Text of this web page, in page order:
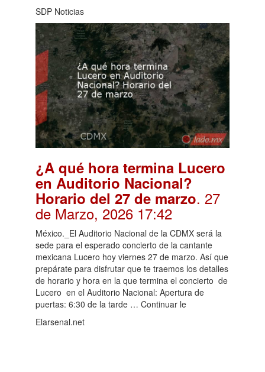
SDP Noticias
¿A qué hora termina Lucero
en Auditorio Nacional?
Horario del 27 de marzo. 27
de Marzo, 2026 17:42
México._El Auditorio Nacional de la CDMX será la
sede para el esperado concierto de la cantante
mexicana Lucero hoy viernes 27 de marzo. Así que
prepárate para disfrutar que te traemos los detalles
de horario y hora en la que termina el concierto de
Lucero en el Auditorio Nacional: Apertura de
puertas: 6:30 de la tarde … Continuar le
Elarsenal.net